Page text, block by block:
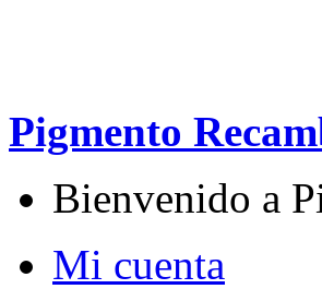
Pigmento
Bienvenido a
Mi cuenta